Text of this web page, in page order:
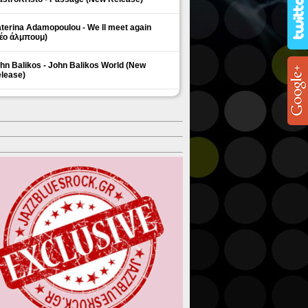
Adamopoulou - We ll meet again
άλμπουμ)
Balikos - John Balikos World (New